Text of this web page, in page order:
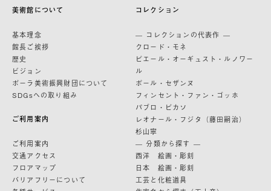
美術館について
基本理念
館長ご挨拶
歴史
ビジョン
ポーラ美術振興財団について
SDGsへの取り組み
ご利用案内
ご利用案内
交通アクセス
フロアマップ
バリアフリーについて
コレクション
— コレクションの代表作 —
クロード・モネ
ピエール・オーギュスト・ルノワー
ル
ポール・セザンヌ
フィンセント・ファン・ゴッホ
パブロ・ピカソ
レオナール・フジタ（藤田嗣治）
杉山寧
— 分類から探す —
西洋 絵画・彫刻
日本 絵画・彫刻
工芸と化粧道具